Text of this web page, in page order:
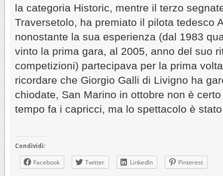
la categoria Historic, mentre il terzo
Traversetolo, ha premiato il pilota tedesco
nonostante la sua esperienza (dal 1983
vinto la prima gara, al 2005, anno del suo
competizioni) partecipava per la prima
ricordare che Giorgio Galli di Livigno ha
chiodate, San Marino in ottobre non è
tempo fa i capricci, ma lo spettacolo è
Condividi:
Facebook Twitter LinkedIn Pinterest